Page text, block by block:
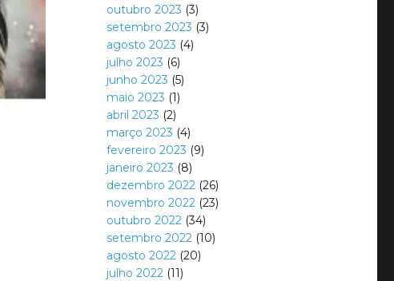
outubro 2023 (3)
setembro 2023 (3)
agosto 2023 (4)
julho 2023 (6)
junho 2023 (5)
maio 2023 (1)
abril 2023 (2)
março 2023 (4)
fevereiro 2023 (9)
janeiro 2023 (8)
dezembro 2022 (26)
novembro 2022 (23)
outubro 2022 (34)
setembro 2022 (10)
agosto 2022 (20)
julho 2022 (11)